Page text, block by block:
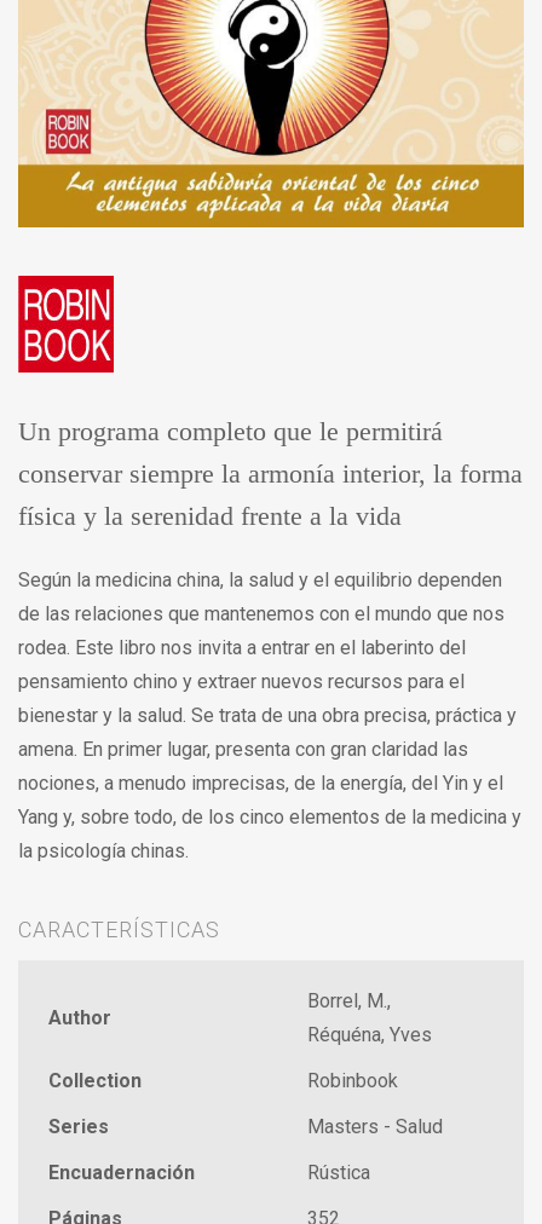
Un programa completo que le permitirá
conservar siempre la armonía interior, la forma
física y la serenidad frente a la vida
Según la medicina china, la salud y el equilibrio dependen
de las relaciones que mantenemos con el mundo que nos
rodea. Este libro nos invita a entrar en el laberinto del
pensamiento chino y extraer nuevos recursos para el
bienestar y la salud. Se trata de una obra precisa, práctica y
amena. En primer lugar, presenta con gran claridad las
nociones, a menudo imprecisas, de la energía, del Yin y el
Yang y, sobre todo, de los cinco elementos de la medicina y
la psicología chinas.
CARACTERÍSTICAS
Author
Borrel, M.,
Réquéna, Yves
Collection
Robinbook
Series
Masters - Salud
Encuadernación
Rústica
Páginas
352